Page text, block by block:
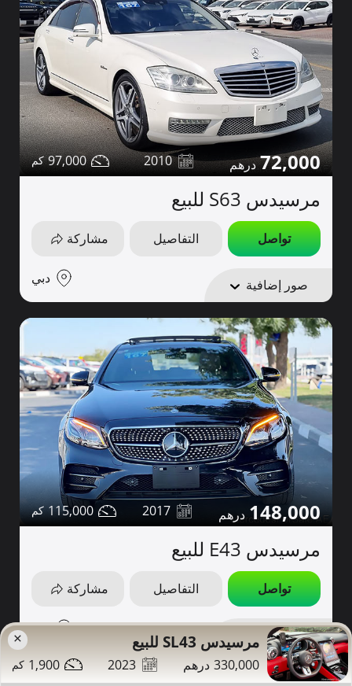
72,000
2010
97,000
مرسيدس S63 للبيع
تواصل التفاصيل مشاركة
صور إضافية دبي
148,000
2017
115,000
مرسيدس E43 للبيع
تواصل التفاصيل مشاركة
صور إضافية دبي
أعلى مواصفات
× مرسيدس SL43 للبيع
330,000
2023
1,900